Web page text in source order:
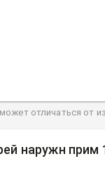
наружн прим
отличаться от